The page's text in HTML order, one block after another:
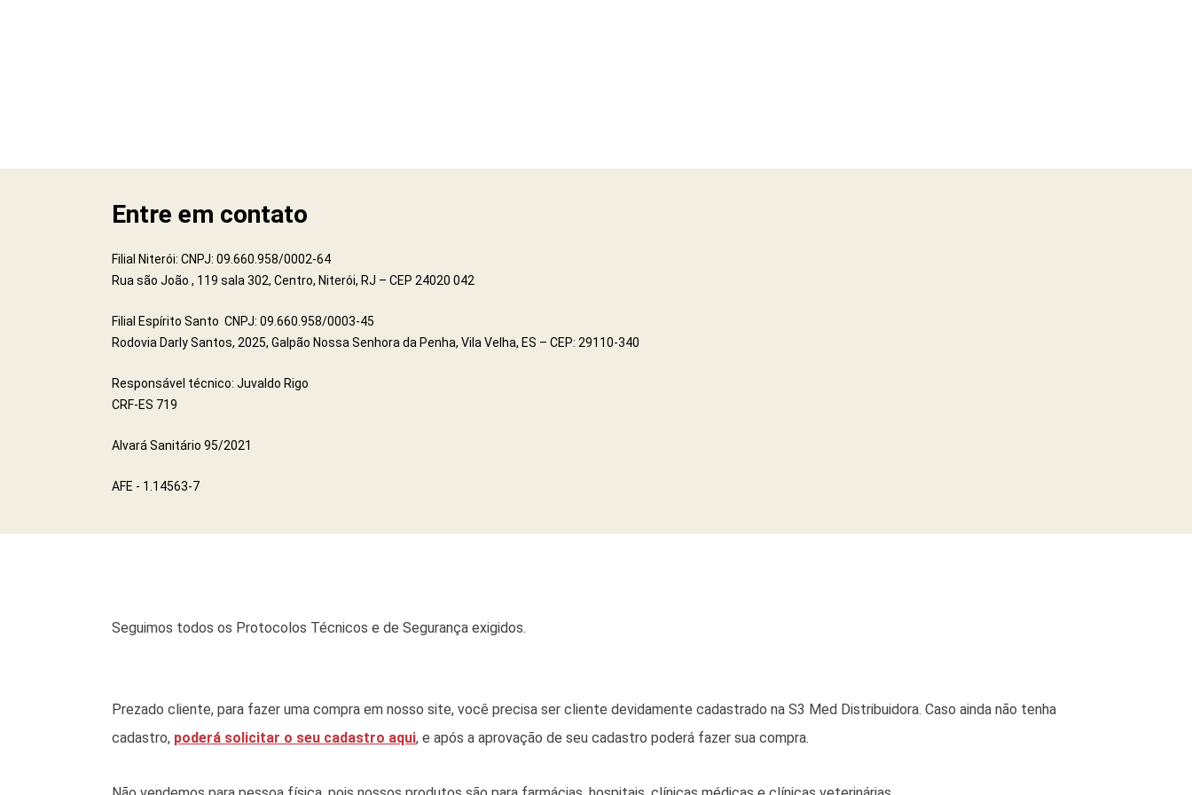
Entre em contato
Filial Niterói: CNPJ: 09.660.958/0002-64
Rua são João , 119 sala 302, Centro, Niterói, RJ – CEP 24020 042
Filial Espírito Santo CNPJ: 09.660.958/0003-45
Rodovia Darly Santos, 2025, Galpão Nossa Senhora da Penha, Vila Velha, ES – CEP: 29110-340
Responsável técnico: Juvaldo Rigo
CRF-ES 719
Alvará Sanitário 95/2021
AFE - 1.14563-7
Seguimos todos os Protocolos Técnicos e de Segurança exigidos.
Prezado cliente, para fazer uma compra em nosso site, você precisa ser cliente devidamente cadastrado na S3 Med Distribuidora. Caso ainda não tenha
cadastro, poderá solicitar o seu cadastro aqui, e após a aprovação de seu cadastro poderá fazer sua compra.